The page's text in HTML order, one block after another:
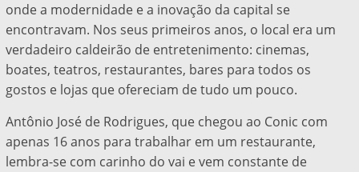
onde a modernidade e a inovação da capital se
encontravam. Nos seus primeiros anos, o local era um
verdadeiro caldeirão de entretenimento: cinemas,
boates, teatros, restaurantes, bares para todos os
gostos e lojas que ofereciam de tudo um pouco.
Antônio José de Rodrigues, que chegou ao Conic com
apenas 16 anos para trabalhar em um restaurante,
lembra-se com carinho do vai e vem constante de